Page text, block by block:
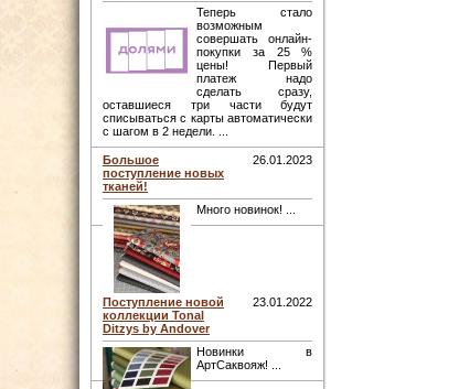
Теперь стало
возможным
совершать онлайн-
покупки за 25 %
цены! Первый
платеж надо
сделать сразу,
оставшиеся три части будут
списываться с карты автоматически
с шагом в 2 недели. ...
Большое
поступление новых
тканей!
26.01.2023
Много новинок! ...
Поступление новой
коллекции Tonal
Ditzys by Andover
23.01.2022
Новинки в
АртСаквояж! ...